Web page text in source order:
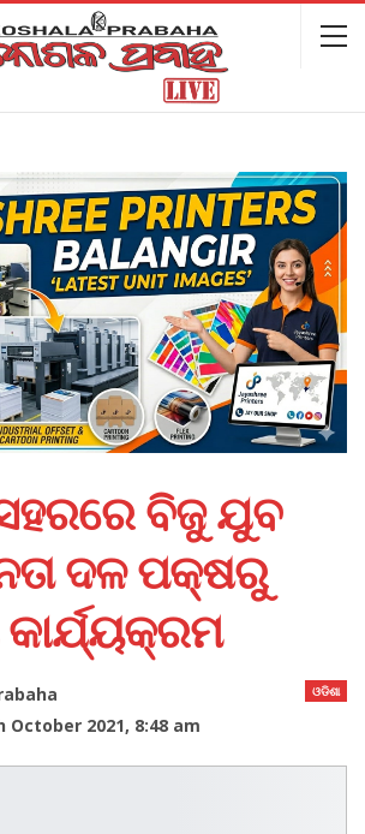
ବିଜୁ ଯୁବ
ଦଳ ପକ୍ଷରୁ
ଓଡିଶା
October 2021, 8:48 am